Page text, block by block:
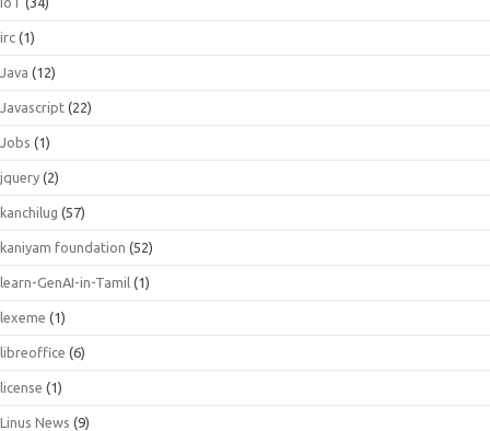
irc (1)
Java (12)
Javascript (22)
Jobs (1)
jquery (2)
kanchilug (57)
kaniyam foundation (52)
learn-GenAI-in-Tamil (1)
lexeme (1)
libreoffice (6)
license (1)
Linus News (9)